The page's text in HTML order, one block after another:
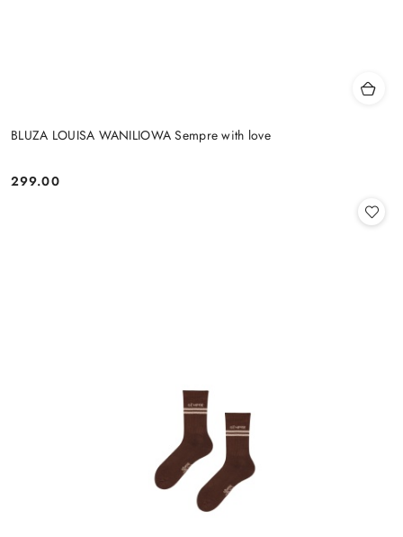
BLUZA LOUISA WANILIOWA Sempre with love
Cena:
299.00